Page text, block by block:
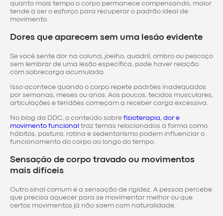
quanto mais tempo o corpo permanece compensando, maior
tende a ser o esforço para recuperar o padrão ideal de
movimento.
Dores que aparecem sem uma lesão evidente
Se você sente dor na coluna, joelho, quadril, ombro ou pescoço
sem lembrar de uma lesão específica, pode haver relação
com sobrecarga acumulada.
Isso acontece quando o corpo repete padrões inadequados
por semanas, meses ou anos. Aos poucos, tecidos musculares,
articulações e tendões começam a receber carga excessiva.
No blog da DDC, o conteúdo sobre fisioterapia, dor e
movimento funcional traz temas relacionados à forma como
hábitos, postura, rotina e sedentarismo podem influenciar o
funcionamento do corpo ao longo do tempo.
Sensação de corpo travado ou movimentos
mais difíceis
Outro sinal comum é a sensação de rigidez. A pessoa percebe
que precisa aquecer para se movimentar melhor ou que
certos movimentos já não saem com naturalidade.